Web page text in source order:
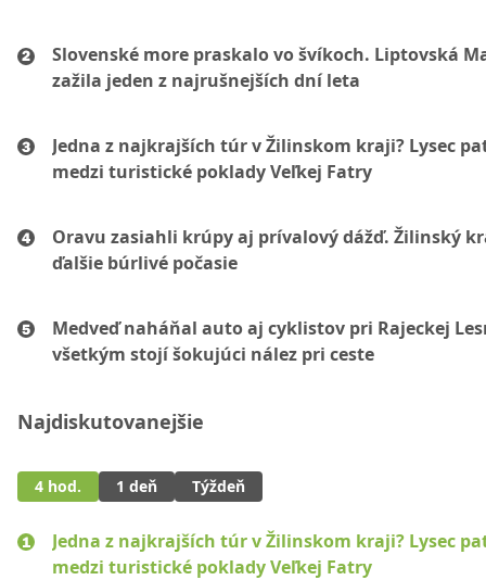
Slovenské more praskalo vo švíkoch. Liptovská
zažila jeden z najrušnejších dní leta
Jedna z najkrajších túr v Žilinskom kraji? Lysec
medzi turistické poklady Veľkej Fatry
Oravu zasiahli krúpy aj prívalový dážď. Žilinský
ďalšie búrlivé počasie
Medveď naháňal auto aj cyklistov pri Rajeckej
všetkým stojí šokujúci nález pri ceste
Najdiskutovanejšie
4 hod. 1 deň Týždeň
Jedna z najkrajších túr v Žilinskom kraji? Lysec
medzi turistické poklady Veľkej Fatry